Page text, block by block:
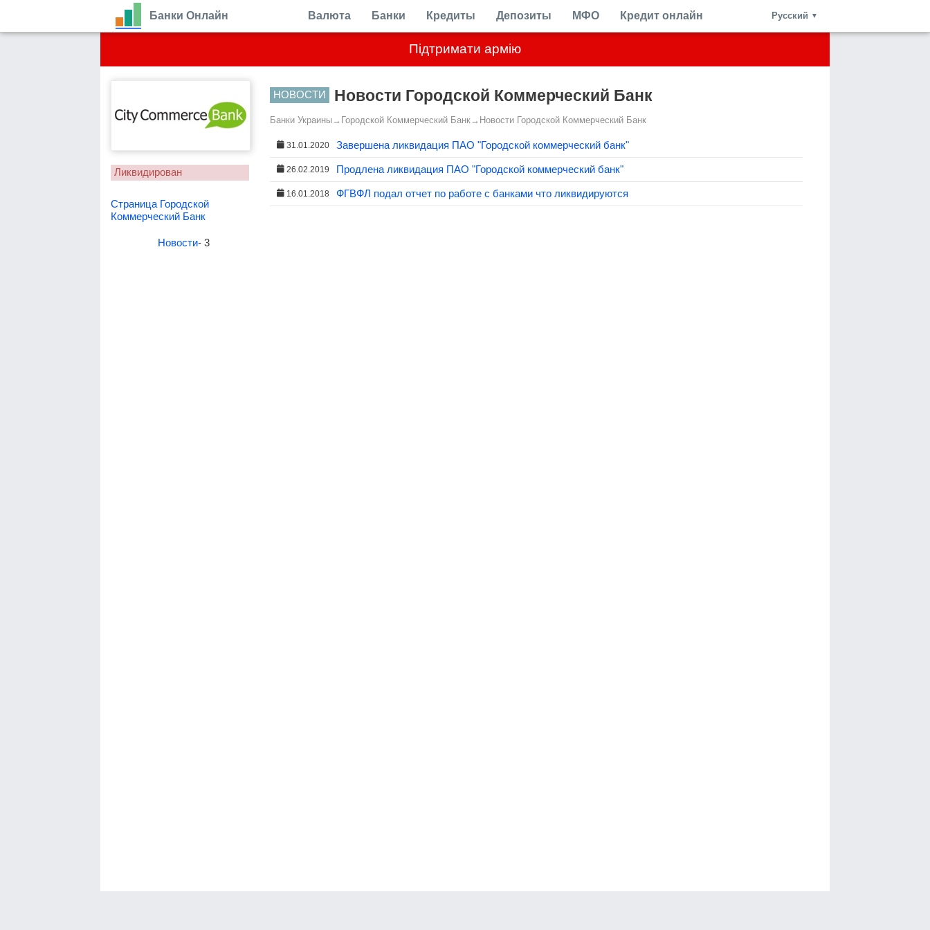
Підтримати армію
Банки Онлайн Валюта Банки Кредиты Депозиты МФО Кредит онлайн Русский ▼
Ликвидирован
Страница Городской
Коммерческий Банк
Новости- 3
НОВОСТИ Новости Городской Коммерческий Банк
Банки Украины→ Городской Коммерческий Банк→ Новости Городской Коммерческий Банк
31.01.2020 Завершена ликвидация ПАО "Городской коммерческий банк"
26.02.2019 Продлена ликвидация ПАО "Городской коммерческий банк"
16.01.2018 ФГВФЛ подал отчет по работе с банками что ликвидируются